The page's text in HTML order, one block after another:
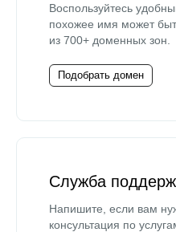
Воспользуйтесь
похожее имя может
из 700+ доменных зон.
Подобрать домен
Служба
Напишите, если вам
консультация по